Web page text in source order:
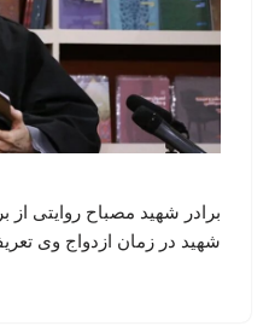
برادر شهید مصباح روایتی
شهید در زمان ازدواج وی